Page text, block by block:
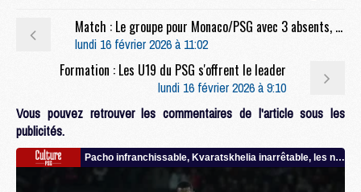
Match : Le groupe pour Monaco/PSG avec 3 absents, mais les incertains
lundi 16 février 2026 à 11:02
Formation : Les U19 du PSG s'offrent le leader
lundi 16 février 2026 à 9:10
Vous pouvez retrouver les commentaires de l'article sous les
publicités.